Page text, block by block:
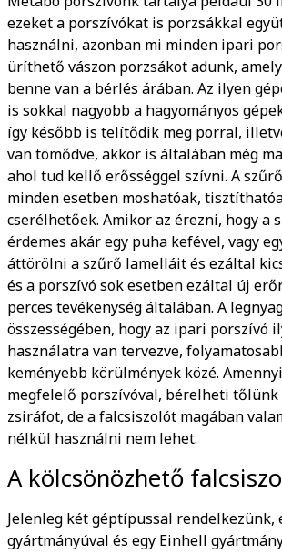
ezeket a porszívókat is porzsákkal
használni, azonban mi minden ipari
üríthető vászon porzsákot adunk,
benne van a bérlés árában. Az ilyen
is sokkal nagyobb a hagyományos
így később is telítődik meg porral,
van tömődve, akkor is általában még
ahol tud kellő erősséggel szívni. A
minden esetben moshatóak,
cserélhetőek. Amikor az érezni, hogy a
érdemes akár egy puha kefével, vagy
áttörölni a szűrő lamelláit és ezáltal
és a porszívó sok esetben ezáltal új
perces tevékenység általában. A
összességében, hogy az ipari porszívó
használatra van tervezve,
keményebb körülmények közé.
megfelelő porszívóval, bérelheti tőlünk
zsiráfot, de a falcsiszolót magában
nélkül használni nem lehet.
A kölcsönözhető
Jelenleg két géptípussal rendelkezünk,
gyártmányúval és egy Einhell